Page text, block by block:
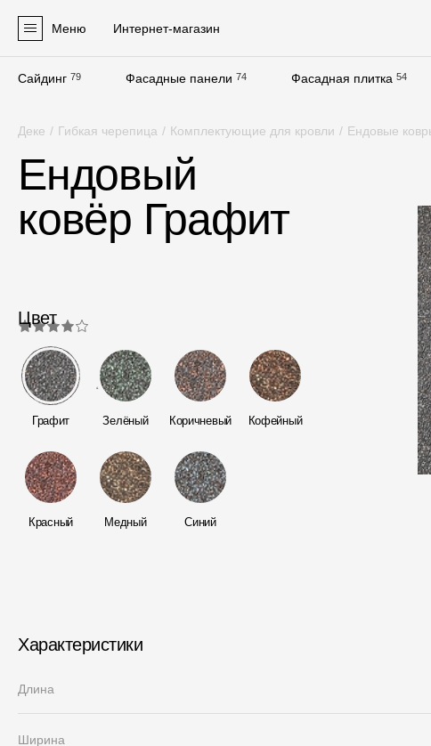
Меню Интернет-магазин
Сайдинг 79 Фасадные панели 74 Фасадная плитка 54
Сайдинг
Софиты
Фасадные панели
Пленки и мембраны
Мягкая кровля
Ламинированная черепица
Комплектующие к кровле
Кровельная вентиляция
Металлические водосточные
Деке / Гибкая черепица / Комплектующие для кровли / Ендовые
Ендовый
ковёр Графит
4.0
Цвет
Графит Зелёный Коричневый Кофейный
Красный Медный Синий
Характеристики
Длина
Ширина